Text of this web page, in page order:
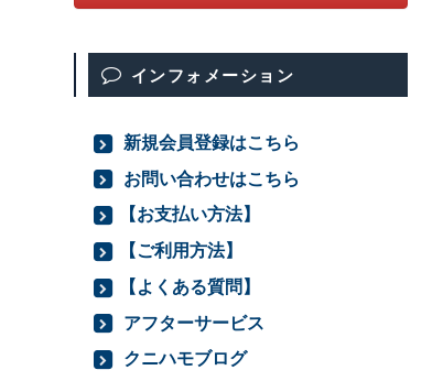
インフォメーション
新規会員登録はこちら
お問い合わせはこちら
【お支払い方法】
【ご利用方法】
【よくある質問】
アフターサービス
クニハモブログ